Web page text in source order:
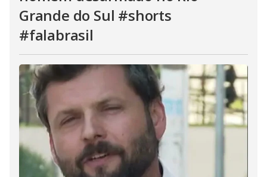
Grande do Sul #shorts
#falabrasil